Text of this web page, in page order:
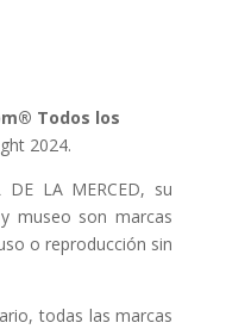
Todos los
2024.
DE LA MERCED, su
museo son marcas
o reproducción sin
todas las marcas